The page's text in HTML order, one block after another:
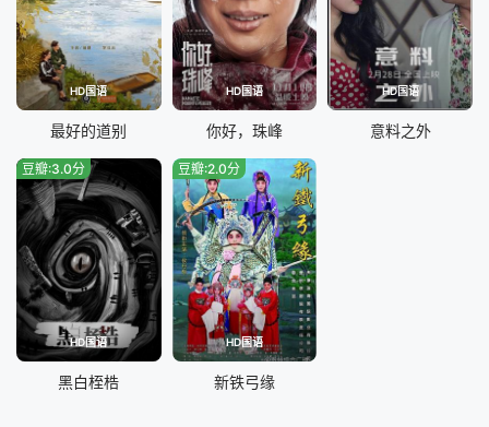
HD国语
最好的道别
HD国语
你好，珠峰
HD国语
意料之外
HD国语
豆瓣:3.0分
黑白桎梏
HD国语
豆瓣:2.0分
新铁弓缘